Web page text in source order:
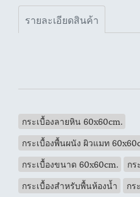
รายละเอียดสินค้า
กระเบื้องลายหิน 60x60cm.
กระเบื้องพื้นผนัง ผิวแมท
กระเบื้องขนาด 60x60cm.
กร
กระเบื้องสำหรับพื้นห้องน้ำ
กร